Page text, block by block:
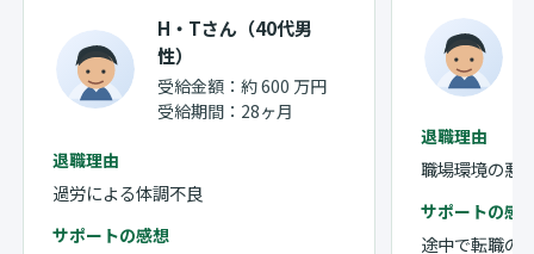
H・Tさん（40代男
性）
受給金額： 約 600 万円
受給期間： 28ヶ月
退職理由
過労による体調不良
サポートの感想
退職理由
職場環境の悪
サポートの感
途中で転職の